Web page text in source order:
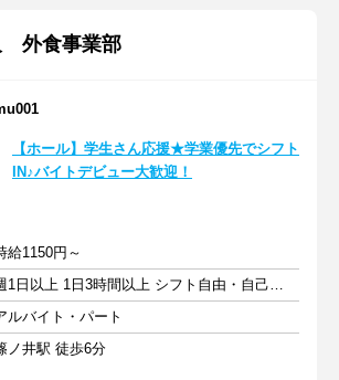
外食事業部
【ホール】学生さん応援★学業優先でシフト
IN♪バイトデビュー大歓迎！
給1150円～
週1日以上 1日3時間以上 シフト自由・自己申告
ルバイト・パート
ノ井駅 徒歩6分